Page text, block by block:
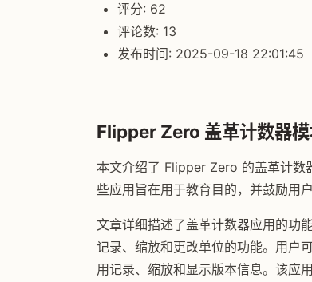
评分: 62
评论数: 13
发布时间: 2025-09-18 22:01:45
Flipper Zero 盖革计数器
本文介绍了 Flipper Zero 的盖革计数
些应用旨在用于教育目的，并鼓励用
文章详细描述了盖革计数器应用的功
记录、缩放和更改单位的功能。用户
用记录、缩放和显示版本信息。该应